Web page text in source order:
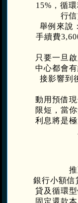
15%，循
行
舉例來說
手續費
只要一旦
中心都會
接影響到
動用預借
限短，當
利息將是
銀行小額信
貸及循環
固定還款